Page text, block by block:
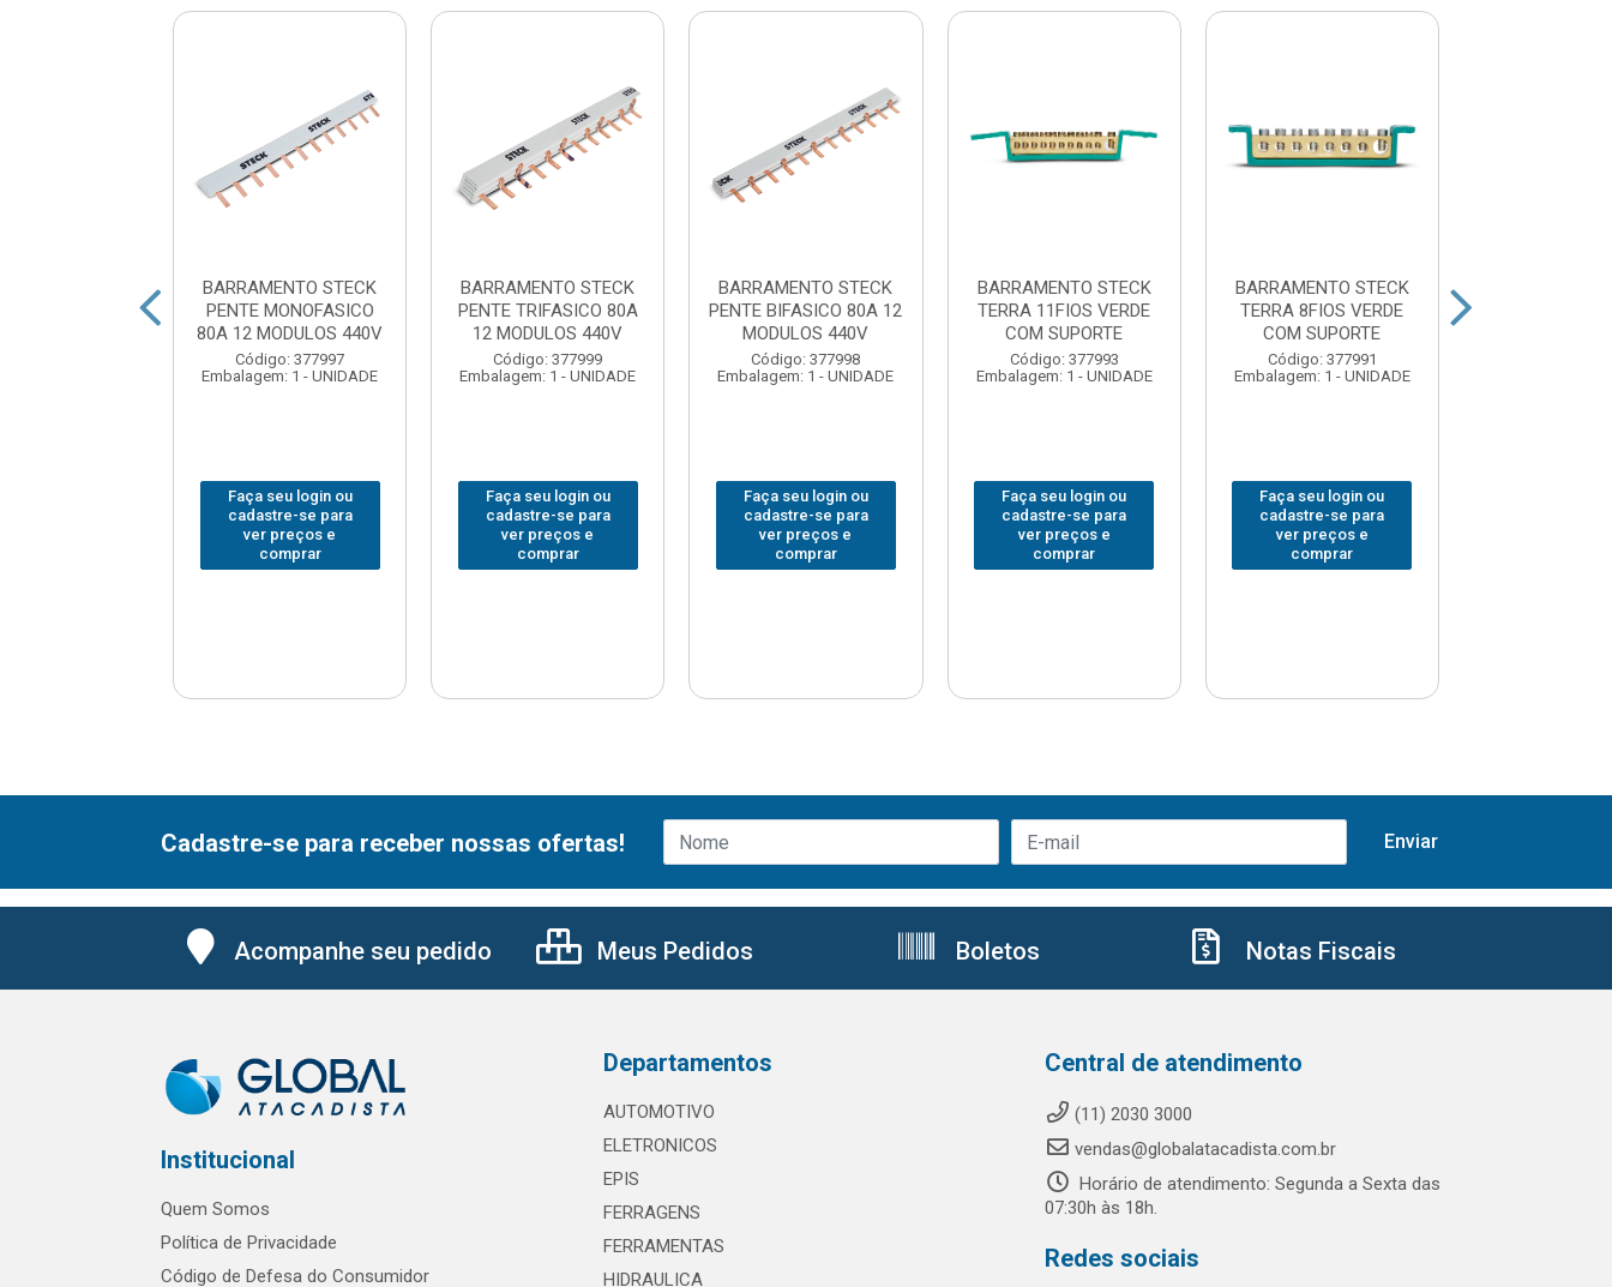
BARRAMENTO STECK
PENTE MONOFASICO
80A 12 MODULOS 440V
Código: 377997
Embalagem: 1 - UNIDADE
Faça seu login ou
cadastre-se para
ver preços e
comprar
BARRAMENTO STECK
PENTE TRIFASICO 80A
12 MODULOS 440V
Código: 377999
Embalagem: 1 - UNIDADE
Faça seu login ou
cadastre-se para
ver preços e
comprar
BARRAMENTO STECK
PENTE BIFASICO 80A 12
MODULOS 440V
Código: 377998
Embalagem: 1 - UNIDADE
Faça seu login ou
cadastre-se para
ver preços e
comprar
BARRAMENTO STECK
TERRA 11FIOS VERDE
COM SUPORTE
Código: 377993
Embalagem: 1 - UNIDADE
Faça seu login ou
cadastre-se para
ver preços e
comprar
BARRAMENTO STECK
TERRA 8FIOS VERDE
COM SUPORTE
Código: 377991
Embalagem: 1 - UNIDADE
Faça seu login ou
cadastre-se para
ver preços e
comprar
Cadastre-se para receber nossas ofertas!
Acompanhe seu pedido Meus Pedidos Boletos Notas Fiscais
Institucional
Quem Somos
Política de Privacidade
Código de Defesa do Consumidor
Departamentos
AUTOMOTIVO
ELETRONICOS
EPIS
FERRAGENS
FERRAMENTAS
HIDRAULICA
Central de atendimento
(11) 2030 3000
vendas@globalatacadista.com.br
Horário de atendimento: Segunda a Sexta das
07:30h às 18h.
Redes sociais